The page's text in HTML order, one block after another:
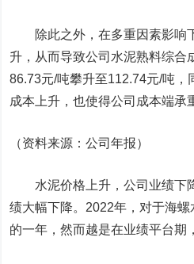
除此之外，在多重因素影响
升，从而导致公司水泥熟料综合
86.73元/吨攀升至112.74元/吨，
成本上升，也使得公司成本端承
（资料来源：公司年报）
水泥价格上升，公司业绩下
绩大幅下降。2022年，对于海
的一年，然而越是在业绩平台期